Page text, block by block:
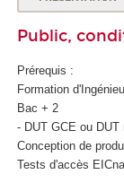
Public,
Prérequis :
Formation
Bac + 2
- DUT GCE ou
Conception de
Tests d'accès